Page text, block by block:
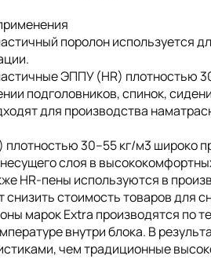
поролон используется
ЭППУ (HR) плотностью
подголовников, спинок,
для производства
плотностью 30–55 кг/м3 широко
слоя в
HR-пены используются в
снизить стоимость товаров для
марок Extra производятся по
внутри блока. В
чем традиционные